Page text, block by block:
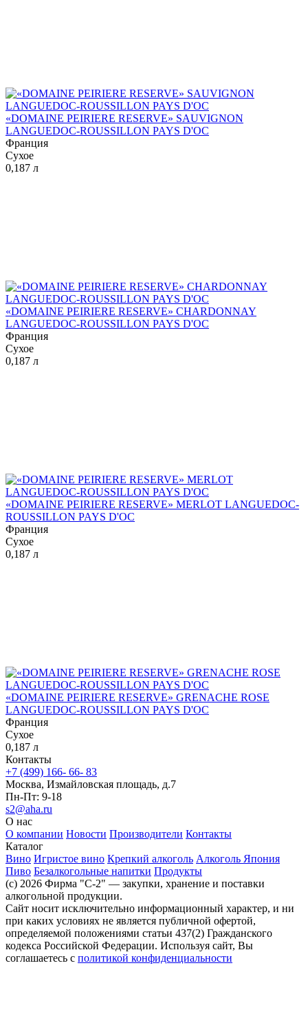
«DOMAINE PEIRIERE RESERVE» SAUVIGNON
LANGUEDOC-ROUSSILLON PAYS D'OC
Франция
Сухое
0,187 л
«DOMAINE PEIRIERE RESERVE» CHARDONNAY
LANGUEDOC-ROUSSILLON PAYS D'OC
Франция
Сухое
0,187 л
«DOMAINE PEIRIERE RESERVE» MERLOT LANGUEDOC-
ROUSSILLON PAYS D'OC
Франция
Сухое
0,187 л
«DOMAINE PEIRIERE RESERVE» GRENACHE ROSE
LANGUEDOC-ROUSSILLON PAYS D'OC
Франция
Сухое
0,187 л
Контакты
+7 (499) 166- 66- 83
Москва, Измайловская площадь, д.7
Пн-Пт: 9-18
s2@aha.ru
О нас
О компании Новости Производители Контакты
Каталог
Вино Игристое вино Крепкий алкоголь Алкоголь Япония
Пиво Безалкогольные напитки Продукты
(c) 2026 Фирма "С-2" — закупки, хранение и поставки
алкогольной продукции.
Сайт носит исключительно информационный характер, и ни
при каких условиях не является публичной офертой,
определяемой положениями статьи 437(2) Гражданского
кодекса Российской Федерации. Используя сайт, Вы
соглашаетесь с политикой конфиденциальности